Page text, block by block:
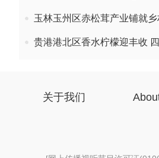
玉林玉州区赤松茸产业铺就
贵港港北区香水柠檬迎丰收
关于我们